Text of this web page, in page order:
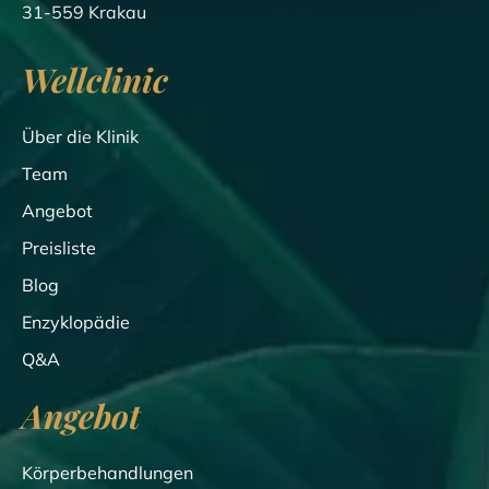
31-559 Krakau
Wellclinic
Über die Klinik
Team
Angebot
Preisliste
Blog
Enzyklopädie
Q&A
Angebot
Körperbehandlungen